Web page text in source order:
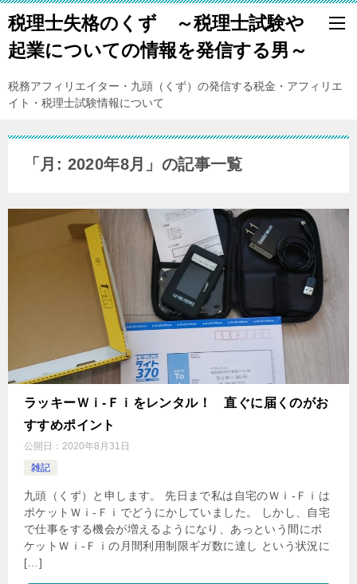
税理士失格のくず ～税理士試験や
起業についての情報を発信する男～
税務アフィリエイター・九頭（くず）の発信する税金・アフィリエ
イト・税理士試験情報について
「月: 2020年8月 」の記事一覧
ラッキーＷｉ-Ｆｉをレンタル！ 直ぐに届くのがお
すすめポイント
公開日： 2020年8月31日
雑記
九頭（くず）と申します。 先日まで私は自宅のＷｉ-Ｆｉは
ポケットＷｉ-Ｆｉでどうにかしていました。 しかし、自宅
で仕事をする機会が増えるようになり、あっという間にポ
ケットＷｉ-Ｆｉの月間利用制限ギガ数に達し という状況に
[…]